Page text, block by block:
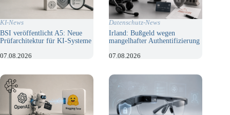
KI-News
BSI veröffentlicht A5: Neue
Prüfarchitektur für KI-Systeme
07.08.2026
Datenschutz-News
Irland: Bußgeld wegen
mangelhafter Authentifizierung
07.08.2026